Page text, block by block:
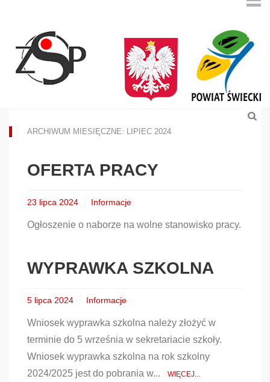
ARCHIWUM MIESIĘCZNE: LIPIEC 2024
OFERTA PRACY
23 lipca 2024 Informacje
Ogłoszenie o naborze na wolne stanowisko pracy.
WYPRAWKA SZKOLNA
5 lipca 2024 Informacje
Wniosek wyprawka szkolna należy złożyć w
terminie do 5 września w sekretariacie szkoły.
Wniosek wyprawka szkolna na rok szkolny
2024/2025 jest do pobrania w...
WIĘCEJ...